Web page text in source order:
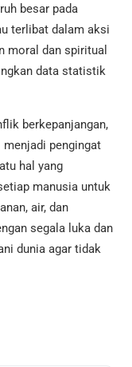
besar pada
terlibat dalam aksi
moral dan spiritual
data statistik
berkepanjangan,
menjadi pengingat
hal yang
manusia untuk
air, dan
segala luka dan
dunia agar tidak